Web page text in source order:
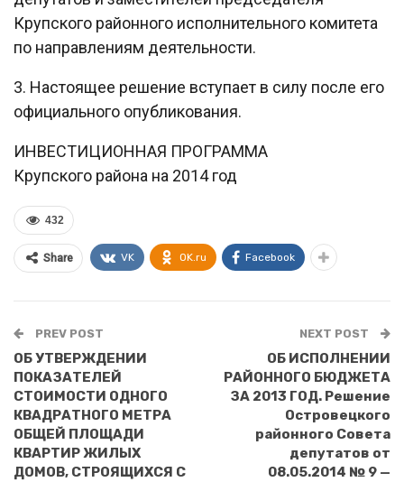
Крупского районного исполнительного комитета
по направлениям деятельности.
3. Настоящее решение вступает в силу после его
официального опубликования.
ИНВЕСТИЦИОННАЯ ПРОГРАММА
Крупского района на 2014 год
432
Share VK OK.ru Facebook
PREV POST
ОБ УТВЕРЖДЕНИИ
ПОКАЗАТЕЛЕЙ
СТОИМОСТИ ОДНОГО
КВАДРАТНОГО МЕТРА
ОБЩЕЙ ПЛОЩАДИ
КВАРТИР ЖИЛЫХ
ДОМОВ, СТРОЯЩИХСЯ С
NEXT POST
ОБ ИСПОЛНЕНИИ
РАЙОННОГО БЮДЖЕТА
ЗА 2013 ГОД. Решение
Островецкого
районного Совета
депутатов от
08.05.2014 № 9 —